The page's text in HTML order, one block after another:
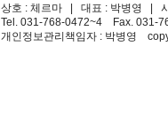
상호 : 체르마 | 대표 : 박병영 |
Tel. 031-768-0472~4 Fax. 031-
개인정보관리책임자 : 박병영